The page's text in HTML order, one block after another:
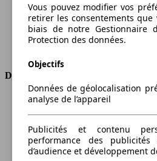
Carburant
Essence
Cylindres
4
Transmission
Boîte
Dimensions
Longueur
Hauteur
Largeur
Empattement
Poids maximum
Vous pouvez modifier vos
retirer les consentements que
biais de notre Gestionnaire
Protection des données.
Objectifs
Données de géolocalisation
analyse de l’appareil
Publicités et contenu
performance des
d’audience et développement